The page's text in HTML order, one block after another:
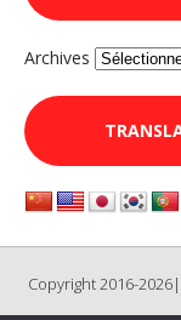
Archives
Copyright 2016-2026|